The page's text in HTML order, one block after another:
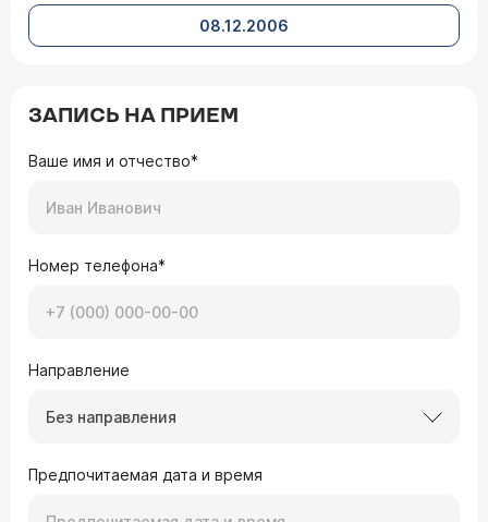
08.12.2006
ЗАПИСЬ НА ПРИЕМ
Ваше имя и отчество*
Номер телефона*
Направление
Без направления
Предпочитаемая дата и время